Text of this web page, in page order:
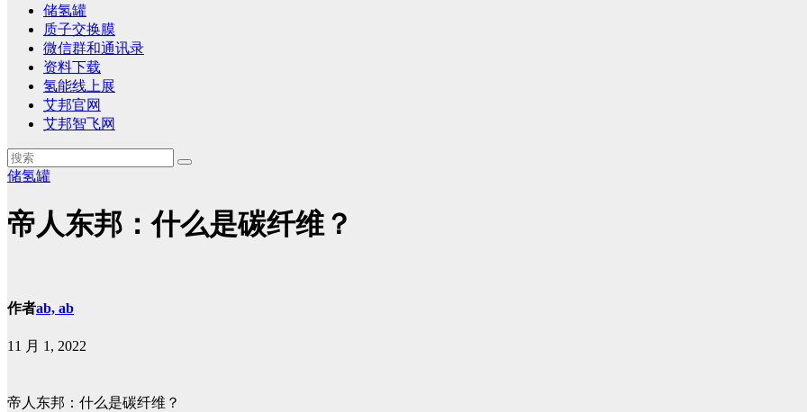
储氢罐
质子交换膜
微信群和通讯录
资料下载
氢能线上展
艾邦官网
艾邦智飞网
储氢罐
帝人东邦：什么是碳纤维？
作者ab, ab
11 月 1, 2022
帝人东邦：什么是碳纤维？